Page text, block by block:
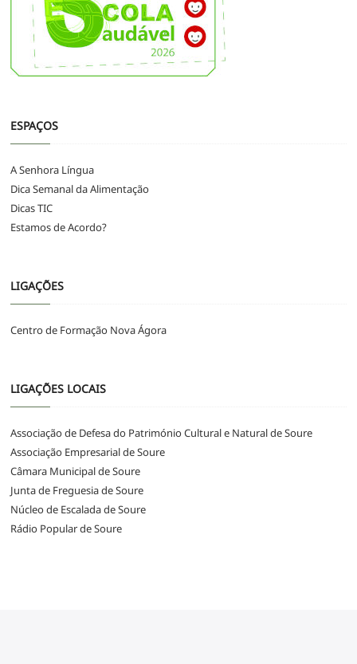
ESPAÇOS
A Senhora Língua
Dica Semanal da Alimentação
Dicas TIC
Estamos de Acordo?
LIGAÇÕES
Centro de Formação Nova Ágora
LIGAÇÕES LOCAIS
Associação de Defesa do Património Cultural e Natural de Soure
Associação Empresarial de Soure
Câmara Municipal de Soure
Junta de Freguesia de Soure
Núcleo de Escalada de Soure
Rádio Popular de Soure